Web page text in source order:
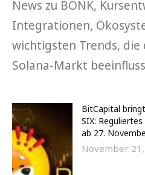
News zu BONK,
Integrationen,
wichtigsten Trends, die
Solana-Markt
BitCapital
SIX:
ab 27.
November